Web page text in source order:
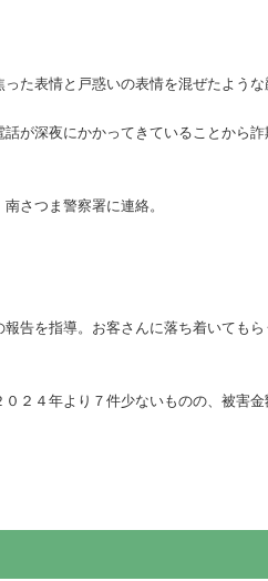
た表情と戸惑いの表情を混ぜたような
が深夜にかかってきていることから
さつま警察署に連絡。
告を指導。お客さんに落ち着いても
２４年より７件少ないものの、被害